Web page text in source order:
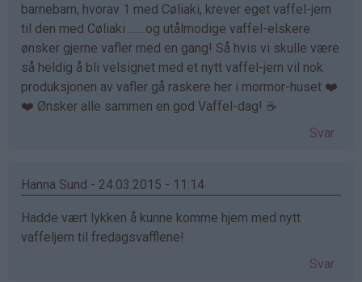
barnebarn, hvorav 1 med Cøliaki, krever eget vaffel-jern
til den med Cøliaki .......og utålmodige vaffel-elskere
ønsker gjerne vafler med en gang! Så hvis vi skulle være
så heldig å bli velsignet med et nytt vaffel-jern vil nok
produksjonen av vafler gå raskere her i mormor-huset ❤️
❤️ Ønsker alle sammen en god Vaffel-dag! ☕️
Svar
Hanna Sund - 24.03.2015 - 11:14
Hadde vært lykken å kunne komme hjem med nytt
vaffeljern til fredagsvafflene!
Svar